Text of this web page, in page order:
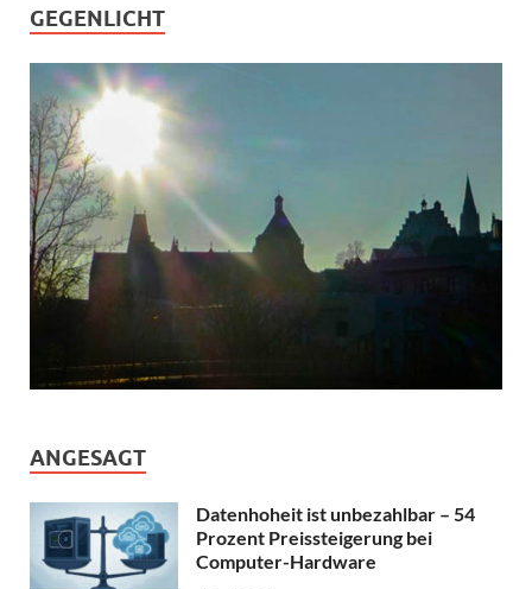
GEGENLICHT
ANGESAGT
Datenhoheit ist unbezahlbar – 54
Prozent Preissteigerung bei
Computer-Hardware